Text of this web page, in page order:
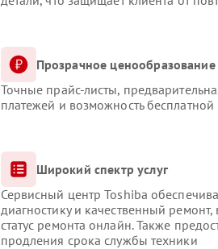
Прозрачное
Точные прайс-листы,
платежей и возможность
Широкий спектр услуг
Сервисный центр Toshiba
диагностику и качественный
статус ремонта онлайн. Также
продления срока службы техники